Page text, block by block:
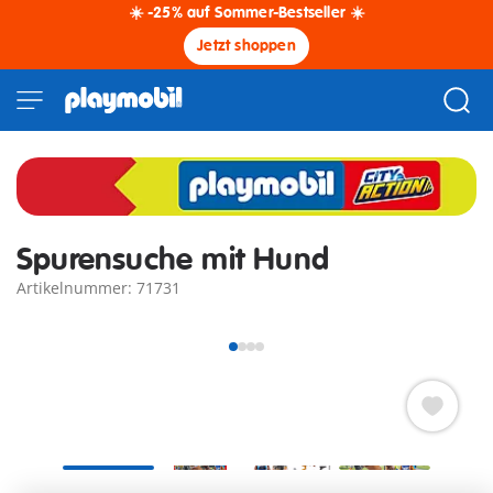
☀️ -25% auf Sommer-Bestseller ☀️
Jetzt shoppen
Spurensuche mit Hund
Artikelnummer: 71731